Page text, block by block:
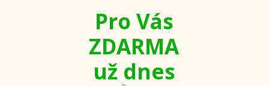
Pro Vás
ZDARMA
už dnes